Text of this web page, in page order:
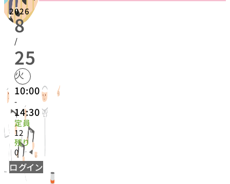
2026
8
/
25
火
10:00
-
14:30
定員
12
残り
0
ログイン